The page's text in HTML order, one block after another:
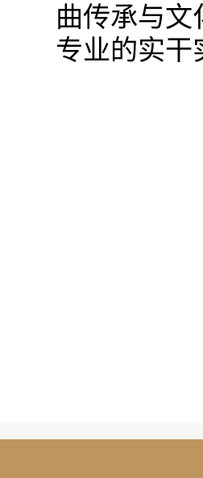
曲传承与
专业的实干